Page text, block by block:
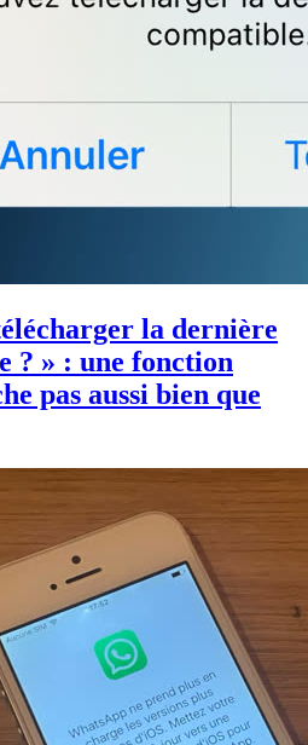
la dernière
? » : une fonction
pas aussi bien que